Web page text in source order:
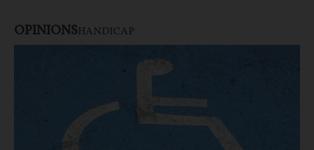
OPINIONSHANDICAP